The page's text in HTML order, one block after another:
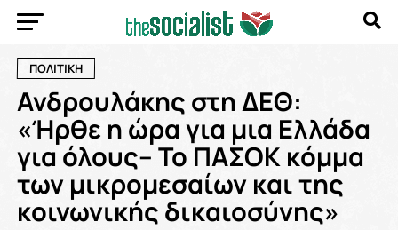
ΠΟΛΙΤΙΚΗ
Ανδρουλάκης στη ΔΕΘ:
«Ήρθε η ώρα για μια Ελλάδα
για όλους– Το ΠΑΣΟΚ κόμμα
των μικρομεσαίων και της
κοινωνικής δικαιοσύνης»